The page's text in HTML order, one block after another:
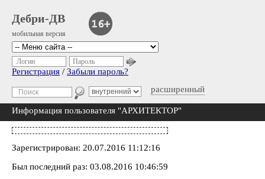
Дебри-ДВ
мобильная версия
расширенный
Логин Пароль
Регистрация / Забыли пароль?
Информация пользователя "АРХИТЕКТОР"
Зарегистрирован: 20.07.2016 11:12:16
Был последний раз: 03.08.2016 10:46:59